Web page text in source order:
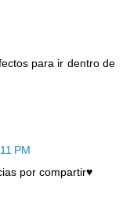
para ir dentro de
PM
por compartir♥